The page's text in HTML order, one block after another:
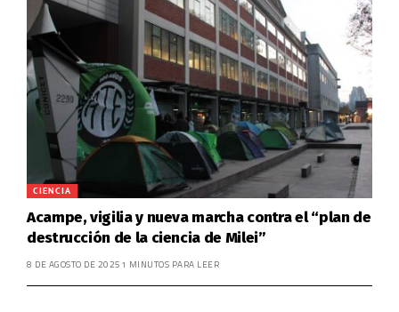
CIENCIA
Acampe, vigilia y nueva marcha contra el “plan de
destrucción de la ciencia de Milei”
8 DE AGOSTO DE 2025 1 MINUTOS PARA LEER